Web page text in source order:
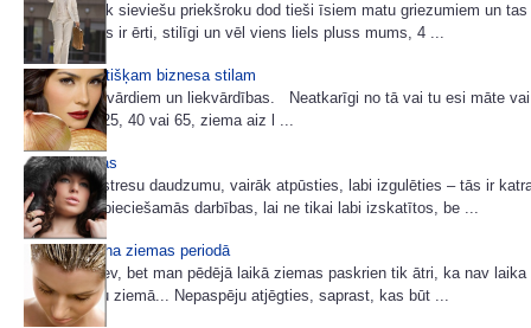
Arvien vairāk sieviešu priekšroku dod tieši īsiem matu griezumiem un
brīnums. Tas ir ērti, stilīgi un vēl viens liels pluss mums, 4 ...
85 idejas lietišķam biznesa stilam
Šoreiz bez vārdiem un liekvārdības. Neatkarīgi no tā vai tu esi māte
tev šobrīd 25, 40 vai 65, ziema aiz l ...
Matu maskas
Samazināt stresu daudzumu, vairāk atpūsties, labi izgulēties – tās ir
zināmas nepieciešamās darbības, lai ne tikai labi izskatītos, be ...
Matu kopšana ziemas periodā
Nezinu kā tev, bet man pēdējā laikā ziemas paskrien tik ātri, ka nav
ko es darīšu ziemā... Nepaspēju atjēgties, saprast, kas būt ...